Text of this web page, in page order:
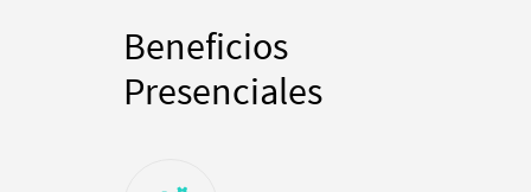
Beneficios
Presenciales